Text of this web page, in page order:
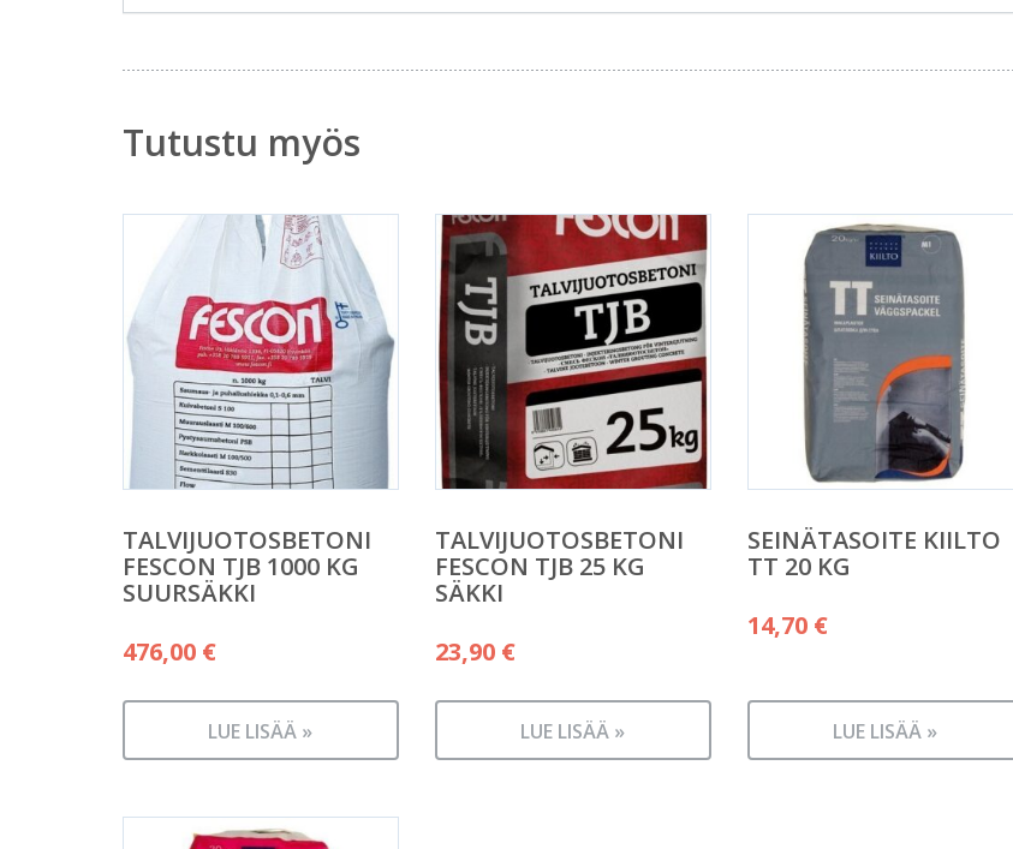
Tutustu myös
TALVIJUOTOSBETONI
FESCON TJB 1000 KG
SUURSÄKKI
476,00 €
LUE LISÄÄ »
TALVIJUOTOSBETONI
FESCON TJB 25 KG
SÄKKI
23,90 €
LUE LISÄÄ »
SEINÄTASOITE KIILTO
TT 20 KG
14,70 €
LUE LISÄÄ »